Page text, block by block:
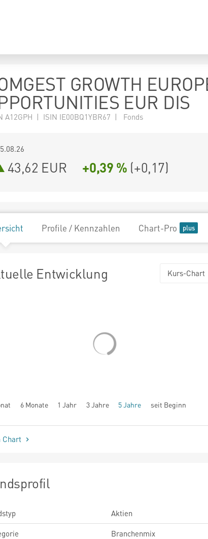
GROWTH
EUR DIS
A12GPH | ISIN IE00BQ1YBR67 | Fonds
43,62 EUR +0,39 % (+0,17)
Profile / Kennzahlen Chart-Pro
Entwicklung Kurs-Chart
6 Monate 1 Jahr 3 Jahre 5 Jahre seit Beginn
Chart
Aktien
Branchenmix